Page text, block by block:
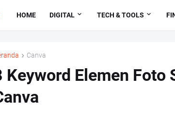
HOME DIGITAL TECH & TOOLS
Canva
Keyword Elemen Foto